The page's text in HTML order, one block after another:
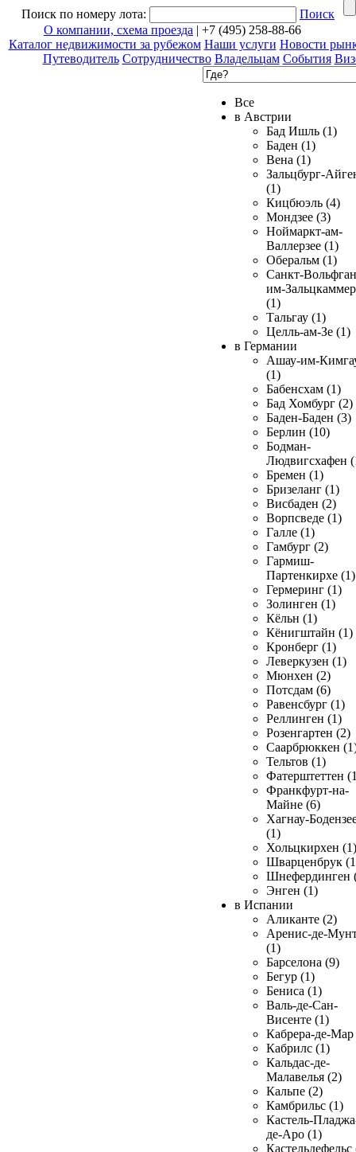
Поиск по номеру лота:
Поиск
О компании, схема проезда | +7 (495) 258-88-66
Каталог недвижимости за рубежом Наши услуги Новости
Путеводитель Сотрудничество Владельцам События
Все
в Австрии
Бад Ишль (1)
Баден (1)
Вена (1)
Зальцбург-
(1)
Кицбюэль (4)
Мондзее (3)
Ноймаркт-ам-
Валлерзее (1)
Оберальм (1)
Санкт-
им-
(1)
Тальгау (1)
Целль-ам-Зе (1)
в Германии
Ашау-им-
(1)
Бабенсхам (1)
Бад Хомбург (2)
Баден-Баден (3)
Берлин (10)
Бодман-
Людвигсхафен
Бремен (1)
Бризеланг (1)
Висбаден (2)
Ворпсведе (1)
Галле (1)
Гамбург (2)
Гармиш-
Партенкирхе (1)
Гермеринг (1)
Золинген (1)
Кёльн (1)
Кёнигштайн (1)
Кронберг (1)
Леверкузен (1)
Мюнхен (2)
Потсдам (6)
Равенсбург (1)
Реллинген (1)
Розенгартен (2)
Саарбрюккен
Тельтов (1)
Фатерштеттен
Франкфурт-на-
Майне (6)
Хагнау-
(1)
Хольцкирхен (1)
Шварценбрук
Шнефердинген
Энген (1)
в Испании
Аликанте (2)
Аренис-де-
(1)
Барселона (9)
Бегур (1)
Бениса (1)
Валь-де-Сан-
Висенте (1)
Кабрера-де-Мар
Кабрилс (1)
Кальдас-де-
Малавелья (2)
Кальпе (2)
Камбрильс (1)
Кастель-
де-Аро (1)
Кастельдефельс